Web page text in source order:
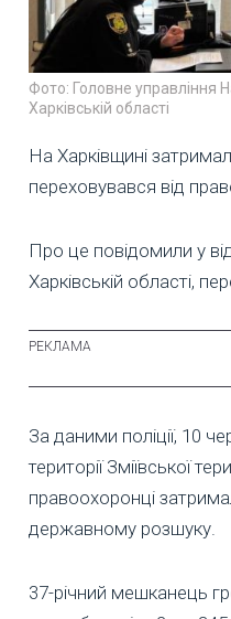
Фото: Головне управління
Харківській області
На Харківщині
переховувався від
Про це повідомили у
Харківській області,
За даними поліції, 10
території Зміївської
правоохоронці
державному розшуку.
37-річний мешканець